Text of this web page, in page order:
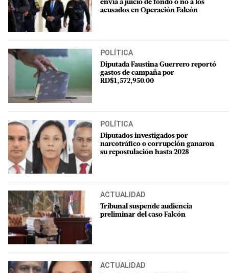
envía a juicio de fondo o no a los
acusados en Operación Falcón
POLÍTICA
Diputada Faustina Guerrero reportó
gastos de campaña por
RD$1,572,950.00
POLÍTICA
Diputados investigados por
narcotráfico o corrupción ganaron
su repostulación hasta 2028
ACTUALIDAD
Tribunal suspende audiencia
preliminar del caso Falcón
ACTUALIDAD